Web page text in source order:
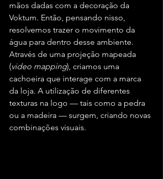
mãos dadas com a decoração da
Voktum. Então, pensando nisso,
resolvemos trazer o movimento da
água para dentro desse ambiente.
Através de uma projeção mapeada
(video mapping), criamos uma
cachoeira que interage com a marca
da loja. A utilização de diferentes
texturas na logo — tais como a pedra
ou a madeira — surgem, criando novas
combinações visuais.